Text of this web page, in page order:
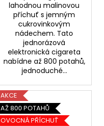
lahodnou malinovou
příchuť s jemným
cukrovinkovým
nádechem. Tato
jednorázová
elektronická cigareta
nabídne až 800 potahů,
jednoduché...
AKCE
AŽ 800 POTAHŮ
OVOCNÁ PŘÍCHUŤ